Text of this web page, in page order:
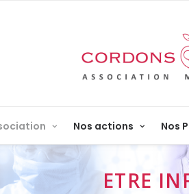
Nos actions Nos
ETRE